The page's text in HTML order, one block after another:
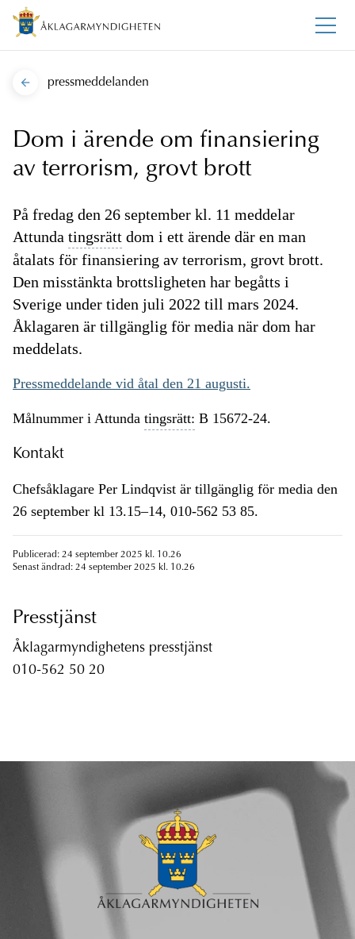
pressmeddelanden
Dom i ärende om finansiering
av terrorism, grovt brott
På fredag den 26 september kl. 11 meddelar
Attunda tingsrätt dom i ett ärende där en man
åtalats för finansiering av terrorism, grovt brott.
Den misstänkta brottsligheten har begåtts i
Sverige under tiden juli 2022 till mars 2024.
Åklagaren är tillgänglig för media när dom har
meddelats.
Pressmeddelande vid åtal den 21 augusti.
Målnummer i Attunda tingsrätt: B 15672-24.
Kontakt
Chefsåklagare Per Lindqvist är tillgänglig för media den
26 september kl 13.15–14, 010-562 53 85.
Publicerad: 24 september 2025 kl. 10.26
Senast ändrad: 24 september 2025 kl. 10.26
Presstjänst
Åklagarmyndighetens presstjänst
010-562 50 20